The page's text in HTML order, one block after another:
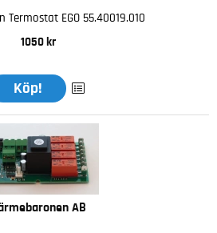
Termostat EGO 55.40019.010
1050 kr
Köp!
AB